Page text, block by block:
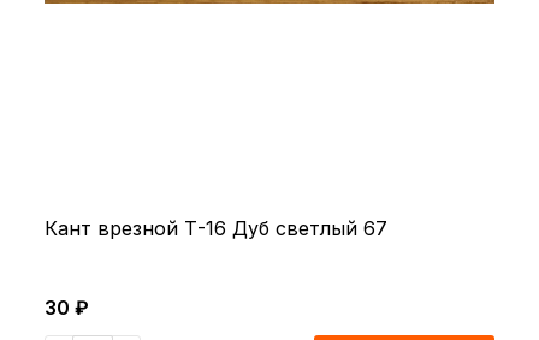
Кант врезной Т-16 Дуб светлый 67
30 ₽